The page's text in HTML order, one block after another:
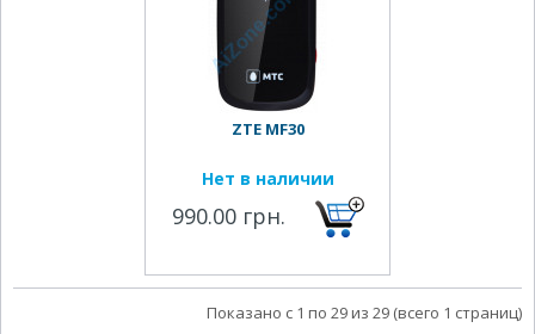
ZTE MF30
Нет в наличии
990.00 грн.
Показано с 1 по 29 из 29 (всего 1 страниц)